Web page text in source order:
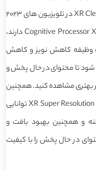
سونی امسال از تکنولوژی جدید XR Clear Image در تلویزیون های 2023
خود (مخصوصاً این مدل) که پردازشگر Cognitive Processor XR دارند،
وظیفه کاهش نویز و کاهش
شود تا محتوای در حال پخش و
بهتری مشاهده کنید. همچنین
پردازشگر این محصول به کمک تکنولوژی XR Super Resolution توانایی
و همچنین بهبود بافت و
در حال پخش را با کیفیت